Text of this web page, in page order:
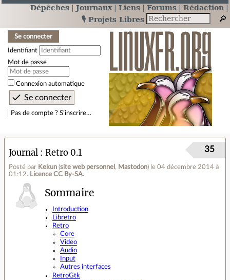
Dépêches Journaux Liens Forums
Rédaction
🎙️ Projets Libres
Se connecter
Identifiant
Mot de passe
Connexion automatique
Pas de compte ? S’inscrire…
Journal Retro 0.1
Posté par Kekun (site web personnel , Mastodon) le 04 décembre 2014 à
01:12. Licence CC By‑SA.
35
Sommaire
Introduction
Libretro
Retro
Core
Video
Audio
Input
Autres interfaces
RetroGtk